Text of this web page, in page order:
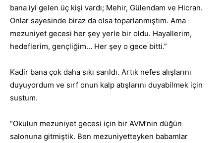
bana iyi gelen üç kişi vardı; Mehir, Gülendam ve Hicran.
Onlar sayesinde biraz da olsa toparlanmıştım. Ama
mezuniyet gecesi her şey yerle bir oldu. Hayallerim,
hedeflerim, gençliğim… Her şey o gece bitti.”
Kadir bana çok daha sıkı sarıldı. Artık nefes alışlarını
duyuyordum ve sırf onun kalp atışlarını duyabilmek için
sustum.
“Okulun mezuniyet gecesi için bir AVM’nin düğün
salonuna gitmiştik. Ben mezuniyetteyken babamlar